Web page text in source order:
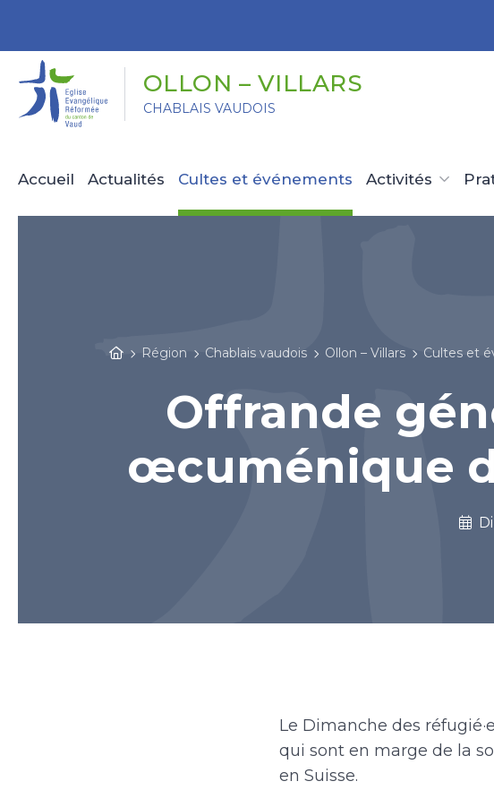
OLLON – VILLARS
CHABLAIS VAUDOIS
Accueil Actualités Cultes et événements Activités
Région Chablais vaudois Ollon – Villars Cultes et
Offrande
œcuménique
Le Dimanche des
qui sont en marge de la
en Suisse.